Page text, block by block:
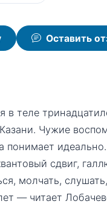
Оставить
в теле
Чужие
сдвиг,
молчать,
— читает